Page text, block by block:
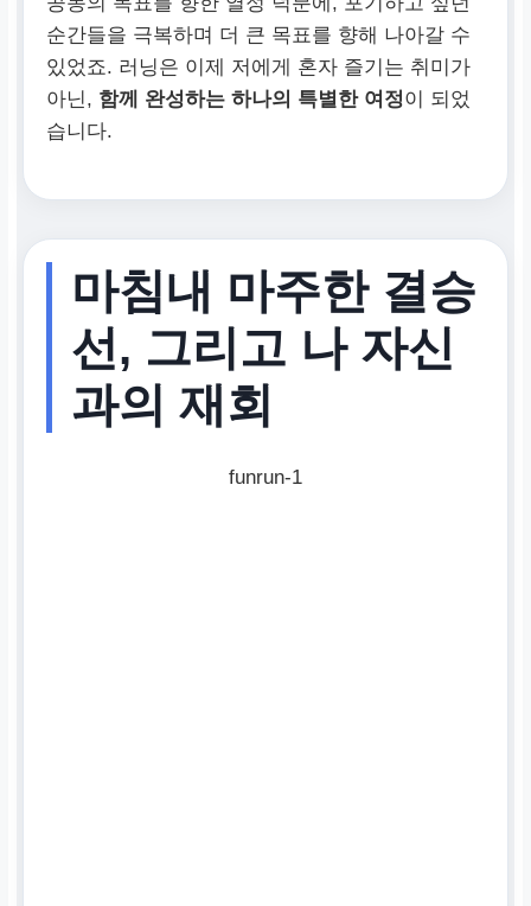
순간들을 극복하며 더 큰 목표를 향해 나아갈 수
있었죠. 러닝은 이제 저에게 혼자 즐기는 취미가
아닌, 함께 완성하는 하나의 특별한 여정이 되었
습니다.
마침내 마주한 결승
선, 그리고 나 자신
과의 재회
funrun-1